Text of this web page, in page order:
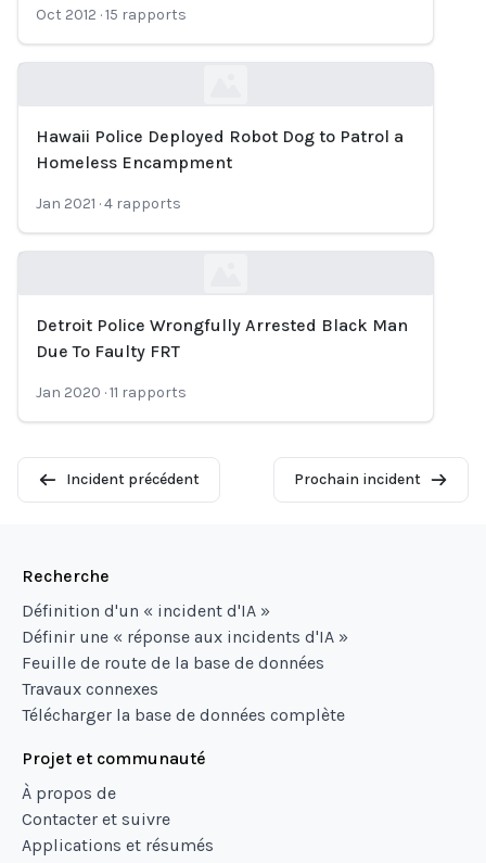
Oct 2012 ·15 rapports
Loading...
Hawaii Police Deployed Robot Dog to Patrol a
Homeless Encampment
Jan 2021 ·4 rapports
Loading...
Detroit Police Wrongfully Arrested Black Man
Due To Faulty FRT
Jan 2020 ·11 rapports
Incident précédent Prochain incident
Recherche
Définition d'un « incident d'IA »
Définir une « réponse aux incidents d'IA »
Feuille de route de la base de données
Travaux connexes
Télécharger la base de données complète
Projet et communauté
À propos de
Contacter et suivre
Applications et résumés